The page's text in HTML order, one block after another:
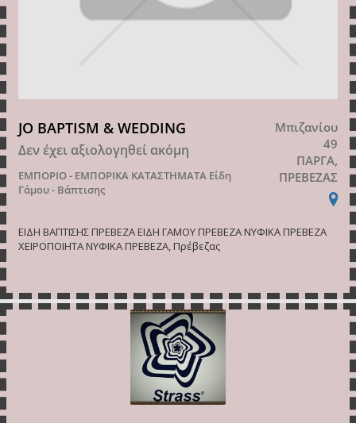
JO BAPTISM & WEDDING
Δεν έχει αξιολογηθεί ακόμη
ΕΜΠΟΡΙΟ - ΕΜΠΟΡΙΚΑ ΚΑΤΑΣΤΗΜΑΤΑ Είδη
Γάμου - Βάπτισης
Μπιζανίου
49
ΠΑΡΓΑ,
ΠΡΕΒΕΖΑΣ
ΕΙΔΗ ΒΑΠΤΙΣΗΣ ΠΡΕΒΕΖΑ ΕΙΔΗ ΓΑΜΟΥ ΠΡΕΒΕΖΑ ΝΥΦΙΚΑ ΠΡΕΒΕΖΑ
ΧΕΙΡΟΠΟΙΗΤΑ ΝΥΦΙΚΑ ΠΡΕΒΕΖΑ, Πρέβεζας